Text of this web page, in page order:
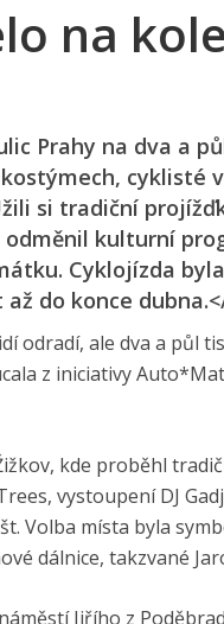
na
Prahy na dva a
cyklisté
si tradiční
kulturní
Cyklojízda
do konce
odradí, ale dva a půl
z iniciativy
kde proběhl
vystoupení DJ
Volba místa byla
dálnice, takzvané
Jiřího z